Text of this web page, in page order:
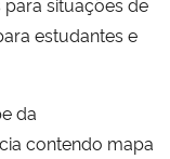
estudantes e
da
contendo mapa